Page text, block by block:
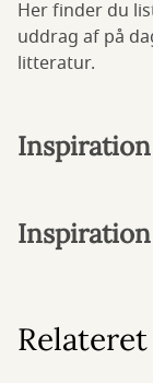
Her finder du
uddrag af på
litteratur.
Inspiration